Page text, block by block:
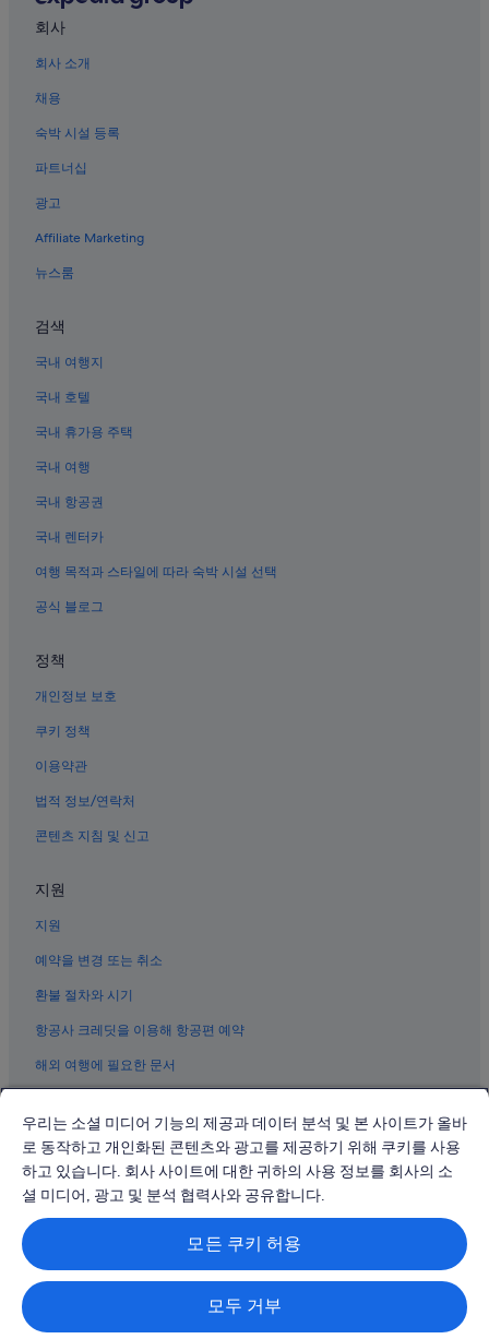
그레이프바인의 모텔
그레이프바인의 온수 욕조가 있는 호텔
메시나 호프 그레이프바인 와이너리 근처 호텔
그레이프바인의 주차 가능 호텔
딜레이니 포도원 근처 호텔
라스 콜리나스의 간이 주방이 있는 호텔
히스토릭 다운타운 그레이프바인 호텔
코펠의 B&B
코펠의 아파트식 호텔
코펠의 Fairmont 호텔
그레이프바인의 워터파크 호텔
밸리 랜치 호텔
그레이프바인의 수영장이 있는 호텔
라스 콜리나스의 골프 호텔
코펠 호텔
댈러스-포트워스 국제공항 근처 호텔
회사
회사 소개
채용
숙박 시설 등록
파트너십
광고
Affiliate Marketing
뉴스룸
검색
국내 여행지
국내 호텔
국내 휴가용 주택
국내 여행
국내 항공권
국내 렌터카
여행 목적과 스타일에 따라 숙박 시설 선택
공식 블로그
정책
개인정보 보호
쿠키 정책
이용약관
법적 정보/연락처
콘텐츠 지침 및 신고
지원
지원
예약을 변경 또는 취소
환불 절차와 시기
항공사 크레딧을 이용해 항공편 예약
해외 여행에 필요한 문서
© 2026 Expedia, Inc., Expedia Group 계열사. All rights reserved.
Expedia 및 비행기 로고는 Expedia, Inc.의 상표 또는 등록 상표입니다.
분쟁 해결: 전화: 02-3480-0118, 이메일: travel@support.expedia.co.kr
트래블파트너익스체인지코리아 주식회사. 사업자등록번호: 821-88-01025
익스피디아트래블코리아 주식회사, 서울특별시 종로구 종로5길 7(청진동).
관광사업자등록번호: 제2016-000008호, 통신판매업신고번호: 2015-서울
우리는 소셜 미디어 기능의 제공과 데이터 분석 및 본 사이트가 올바
로 동작하고 개인화된 콘텐츠와 광고를 제공하기 위해 쿠키를 사용
하고 있습니다. 회사 사이트에 대한 귀하의 사용 정보를 회사의 소
셜 미디어, 광고 및 분석 협력사와 공유합니다.
모든 쿠키 허용
모두 거부